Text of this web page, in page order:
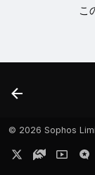
こ
© 2026 Sophos